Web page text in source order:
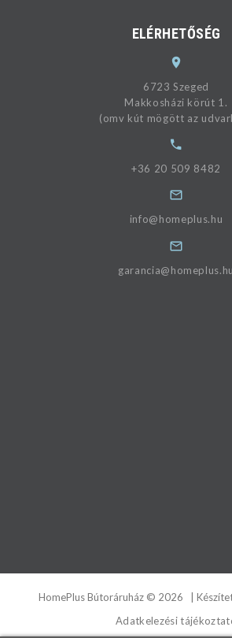
ELÉRHETŐSÉG
6723 Szeged
Makkosházi körút 1.
(omv kút mögött az
+36 20 509 8482
info@homeplus.hu
garancia@homeplus.hu
HomePlus Bútoráruház © 2026 |
Adatkelezési